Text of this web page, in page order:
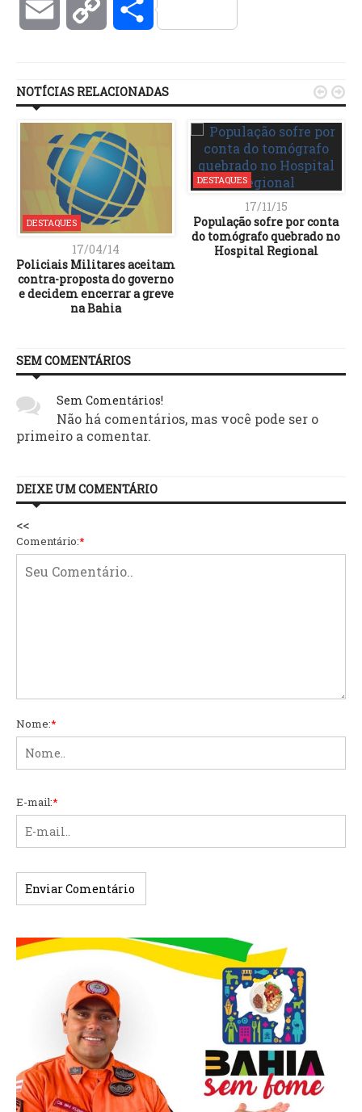
Email Copy Compartilhar
NOTÍCIAS RELACIONADAS
DESTAQUES
17/04/14
Policiais Militares aceitam
contra-proposta do governo
e decidem encerrar a greve
na Bahia
DESTAQUES
17/11/15
População sofre por conta
do tomógrafo quebrado no
Hospital Regional
 
SEM COMENTÁRIOS
Sem Comentários!
Não há comentários, mas você pode ser o
primeiro a comentar.
DEIXE UM COMENTÁRIO
<<
Comentário:*
Nome:*
E-mail:*